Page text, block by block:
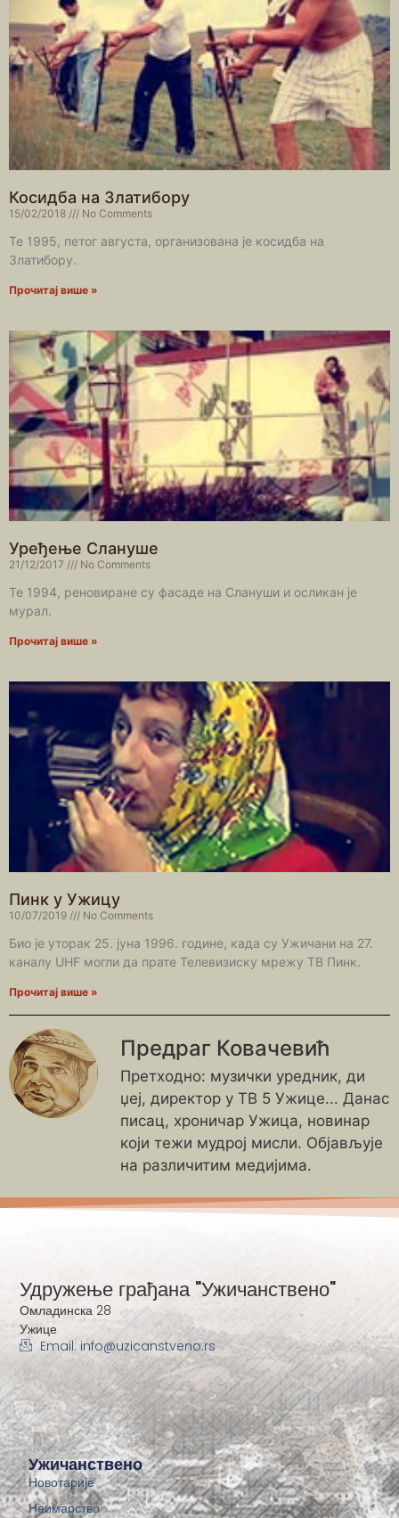
Косидба на Златибору
15/02/2018 No Comments
Те 1995, петог августа, организована је косидба на
Златибору.
Прочитај више »
Уређење Слануше
21/12/2017 No Comments
Те 1994, реновиране су фасаде на Слануши и осликан је
мурал.
Прочитај више »
Пинк у Ужицу
10/07/2019 No Comments
Био је уторак 25. јуна 1996. године, када су Ужичани на 27.
каналу UHF могли да прате Телевизиску мрежу ТВ Пинк.
Прочитај више »
Предраг Ковачевић
Претходно: музички уредник, ди
џеј, директор у ТВ 5 Ужице... Данас
писац, хроничар Ужица, новинар
који тежи мудрој мисли. Објављује
на различитим медијима.
Ужичанствено
Новотарије
Неимарство
Удружење грађана "Ужичанствено"
Омладинска 28
Ужице
Email: info@uzicanstveno.rs